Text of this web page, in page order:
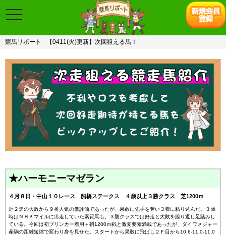
toggle
navigation
競馬リポート 【0411(火)更新】次回狙える馬！
★ハーモニーマゼラン
４月８日・中山１０レース 船橋ステークス ４歳以上３勝クラス 芝1200ｍ
近２走の大敗から９番人気の低評価であったが、果敢に先手を奪い３着に粘り込んだ。３歳
時はＮＨＫマイルに出走していた素質馬も、３勝クラスでは好走と大敗を繰り返し足踏みし
ている。今回は初ブリンカー着用＋初1200ｍ戦と激変要素満載であったが、ダイワメジャー
産駒の距離短縮で変わり身を見せた。スタートから果敢に飛ばし２Ｆ目から10.6-11.0-11.0